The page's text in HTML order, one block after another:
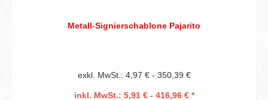
Metall-Signierschablone Pajarito
exkl. MwSt.: 4,97 € - 350,39 €
inkl. MwSt.: 5,91 € - 416,96 € *